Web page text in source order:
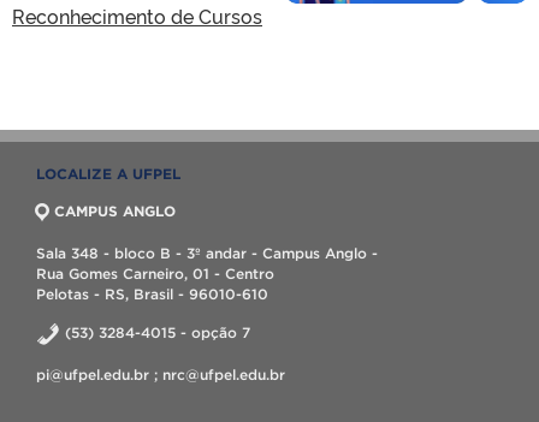
Reconhecimento de Cursos
LOCALIZE A UFPEL
CAMPUS ANGLO
Sala 348 - bloco B - 3º andar - Campus Anglo -
Rua Gomes Carneiro, 01 - Centro
Pelotas - RS, Brasil - 96010-610
(53) 3284-4015 - opção 7
pi@ufpel.edu.br ; nrc@ufpel.edu.br